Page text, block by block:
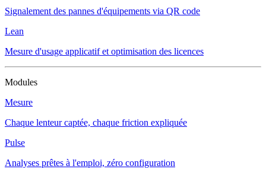
Signalement des pannes d'équipements via QR code
Lean
Mesure d'usage applicatif et optimisation des licences
Modules
Mesure
Chaque lenteur captée, chaque friction expliquée
Pulse
Analyses prêtes à l'emploi, zéro configuration